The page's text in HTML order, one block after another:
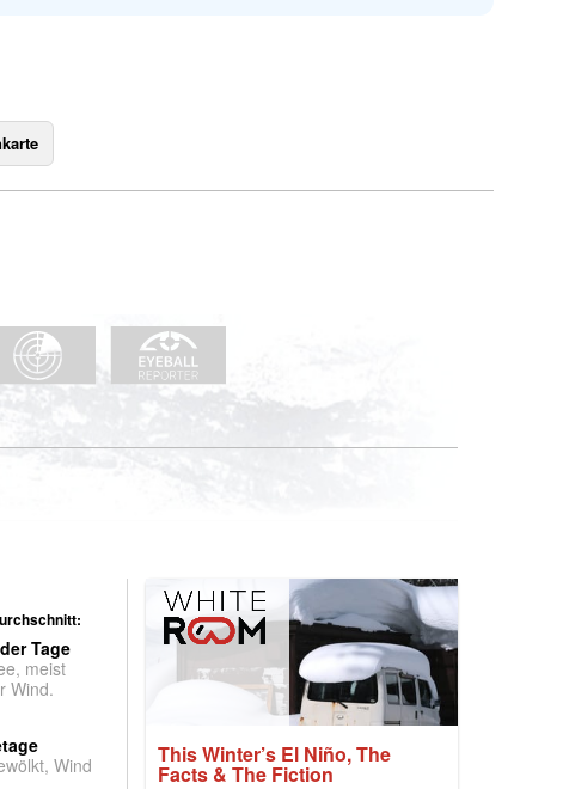
Tage
meist
Wind.
Wind
This Winter’s El Niño, The
Facts & The Fiction